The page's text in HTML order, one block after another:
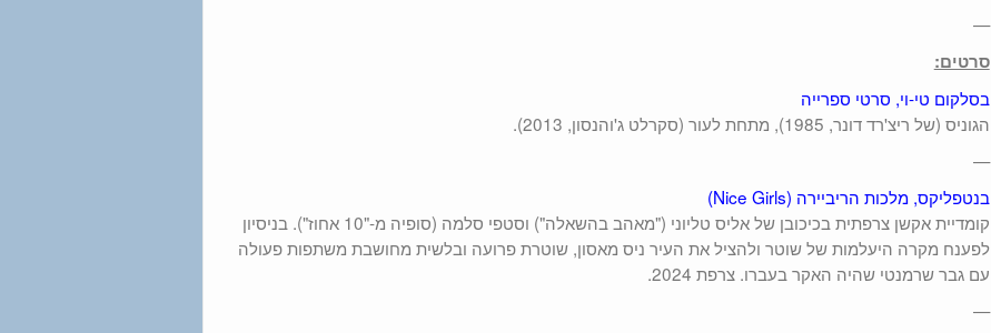
—
סרטים:
בסלקום טי-וי, סרטי ספרייה
הגוניס (של ריצ'רד דונר, 1985), מתחת לעור (סקרלט ג'והנסון, 2013).
—
בנטפליקס, מלכות הריביירה (Nice Girls)
קומדיית אקשן צרפתית בכיכובן של אליס טליוני ("מאהב בהשאלה") וסטפי סלמה (סופיה מ-"10 אחוז"). בניסיון
לפענח מקרה היעלמות של שוטר ולהציל את העיר ניס מאסון, שוטרת פרועה ובלשית מחושבת משתפות פעולה
עם גבר שרמנטי שהיה האקר בעברו. צרפת 2024.
—